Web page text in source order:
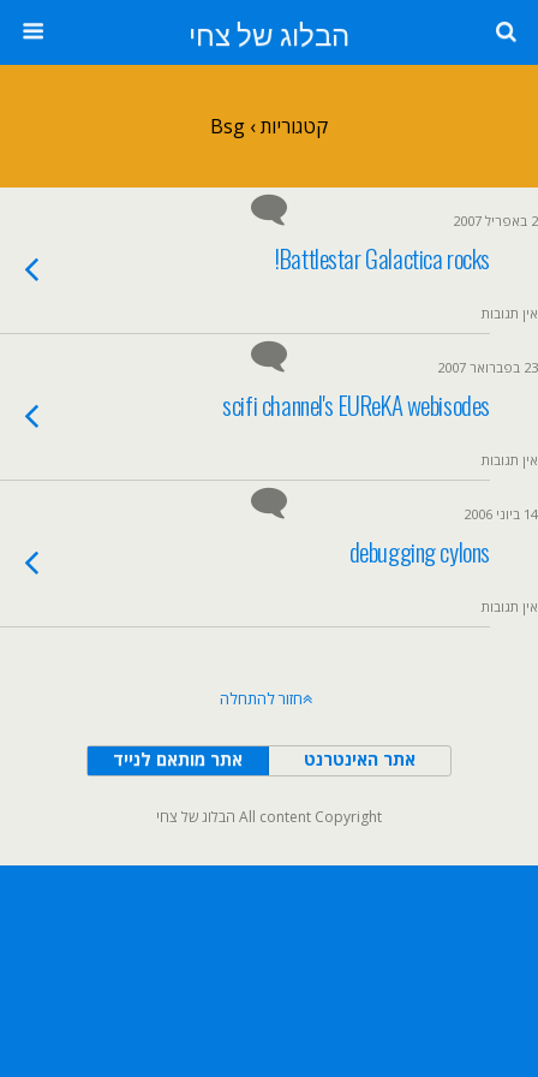
הבלוג של צחי
קטגוריות ›
2 באפריל 2007
Battlestar Galactica rocks!
אין תגובות
23 בפברואר 2007
scifi channel's EUReKA webisodes
אין תגובות
14 ביוני 2006
debugging cylons
אין תגובות
חזור להתחלה
אתר מותאם לנייד אתר האינטרנט
All content Copyright הבלוג של צחי